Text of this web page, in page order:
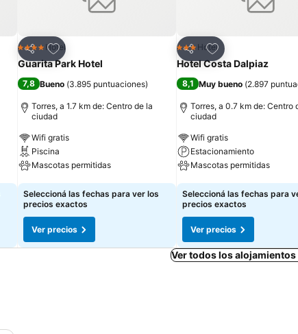
Compartir
Añadir a favoritos
4 EstrellasHotel
Guarita Park Hotel
7,8 Bueno (3.895 puntuaciones)
Torres, a 1.7 km de: Centro de la
ciudad
Wifi gratis
Piscina
Mascotas permitidas
Ver precios
Seleccioná las fechas para ver los
precios exactos
Ver precios
Compartir
Añadir a favoritos
3 Estrellas
Hotel
Hotel Costa Dalpiaz
8,1 Muy bueno (2.897
Torres, a 0.7 km de: Centro
ciudad
Wifi gratis
Estacionamiento
Mascotas permitidas
Ver precios
Seleccioná las fechas para
precios exactos
Ver precios
Ver todos los alojamientos